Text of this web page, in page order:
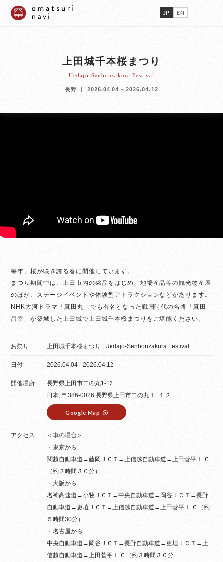
JP EN
上田城千本桜まつり
Uedajo-Senbonzakura Festival
長野 2026.04.04 - 2026.04.12
毎年、桜が咲き誇る春に開催しています。
まつり期間中は、上田市内の銘品をはじめ、地場産品等の観光物産展
のほか、ステージイベントや体験型アトラクションなどがあります。
NHK大河ドラマ「真田丸」でも有名となった戦国時代の名将「真田
昌幸」が築城した上田城で上田城千本桜まつりをご堪能ください。
お祭り 上田城千本桜まつり | Uedajo-Senbonzakura Festival
日付 2026.04.04 - 2026.04.12
開催場所
長野県上田市二の丸1-12
日本, 〒386-0026 長野県上田市二の丸１−１２
Google Map
アクセス
＜車の場合＞
・東京から
関越自動車道→藤岡ＪＣＴ→上信越自動車道→上田菅平Ｉ.Ｃ
（約２時間３０分）
・大阪から
名神高速道→小牧ＪＣＴ→中央自動車道→岡谷ＪＣＴ→長野
自動車道→更埴ＪＣＴ→上信越自動車道→上田菅平Ｉ.Ｃ（約
５時間30分）
・名古屋から
中央自動車道→岡谷ＪＣＴ→長野自動車道→更埴ＪＣＴ→上
信越自動車道→上田菅平Ｉ.Ｃ（約３時間３０分